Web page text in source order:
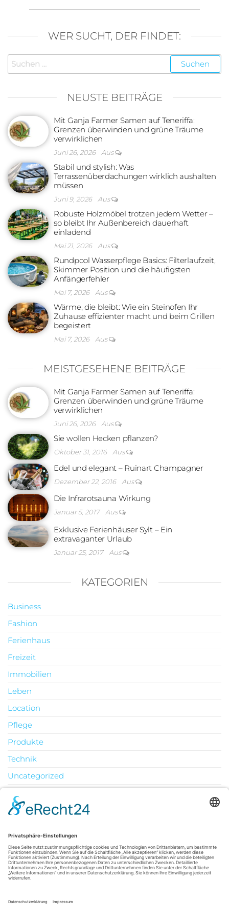
WER SUCHT, DER FINDET:
Suchen
nach:
NEUSTE BEITRÄGE
Mit Ganja Farmer Samen auf Teneriffa:
Grenzen überwinden und grüne Träume
verwirklichen
Juni 26, 2026 Aus
Stabil und stylish: Was
Terrassenüberdachungen wirklich aushalten
müssen
Juni 9, 2026 Aus
Robuste Holzmöbel trotzen jedem Wetter –
so bleibt Ihr Außenbereich dauerhaft
einladend
Mai 21, 2026 Aus
Rundpool Wasserpflege Basics: Filterlaufzeit,
Skimmer Position und die häufigsten
Anfängerfehler
Mai 7, 2026 Aus
Wärme, die bleibt: Wie ein Steinofen Ihr
Zuhause effizienter macht und beim Grillen
begeistert
Mai 7, 2026 Aus
MEISTGESEHENE BEITRÄGE
Mit Ganja Farmer Samen auf Teneriffa:
Grenzen überwinden und grüne Träume
verwirklichen
Juni 26, 2026 Aus
Sie wollen Hecken pflanzen?
Oktober 31, 2016 Aus
Edel und elegant – Ruinart Champagner
Dezember 22, 2016 Aus
Die Infrarotsauna Wirkung
Januar 5, 2017 Aus
Exklusive Ferienhäuser Sylt – Ein
extravaganter Urlaub
Januar 25, 2017 Aus
KATEGORIEN
Business
Fashion
Ferienhaus
Freizeit
Immobilien
Leben
Location
Pflege
Produkte
Technik
Uncategorized
M
D
1
2
3
4 5 6 7 8
9
17
18 19